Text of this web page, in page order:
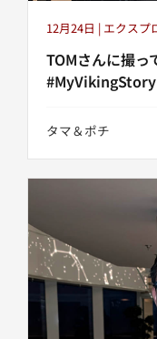
12月24日 | エクスプ
TOMさんに撮っ
#MyVikingStory
タマ＆ポチ